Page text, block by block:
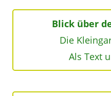
Blick über
Die
Als Text